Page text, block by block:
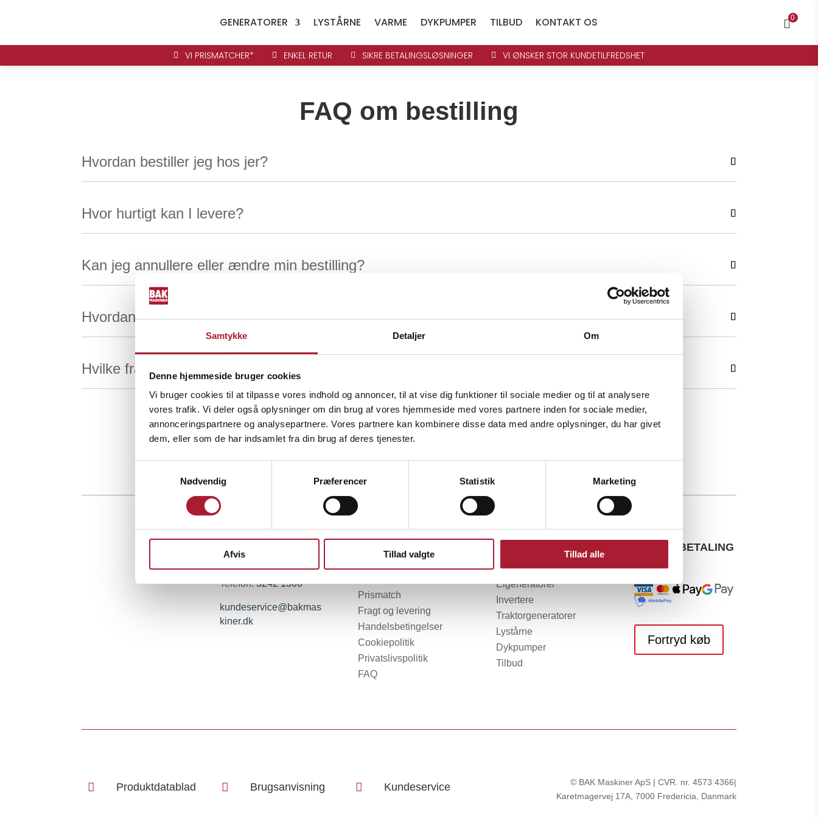
Samtykke Detaljer Om
Denne hjemmeside bruger cookies
Vi bruger cookies til at tilpasse vores indhold og annoncer, til at vise dig funktioner til sociale medier og til at analysere
vores trafik. Vi deler også oplysninger om din brug af vores hjemmeside med vores partnere inden for sociale medier,
annonceringspartnere og analysepartnere. Vores partnere kan kombinere disse data med andre oplysninger, du har givet
dem, eller som de har indsamlet fra din brug af deres tjenester.
Nødvendig
Præferencer Statistik Marketing
Afvis Tillad valgte Tillad alle
GENERATORER LYSTÅRNE VARME DYKPUMPER TILBUD KONTAKT OS 0

 VI PRISMATCHER*  ENKEL RETUR  SIKRE BETALINGSLØSNINGER  VI ØNSKER STOR KUNDETILFREDSHET
FAQ om bestilling
Hvordan bestiller jeg hos jer?
Hvor hurtigt kan I levere?
Kan jeg annullere eller ændre min bestilling?
Hvordan sporer jeg min bestilling?
Hvilke fragtalternativer har I?
Telefon:3242 1300
kundeservice@bakmas
kiner.dk
MASKINER
Prismatch
Fragt og levering
Handelsbetingelser
Cookiepolitik
Privatslivspolitik
FAQ
Elgeneratorer
Invertere
Traktorgeneratorer
Lystårne
Dykpumper
Tilbud
SIKKER BETALING
Fortryd køb
 Produktdatablad  Brugsanvisning  Kundeservice © BAK Maskiner ApS | CVR. nr. 4573 4366|
Karetmagervej 17A, 7000 Fredericia, Danmark